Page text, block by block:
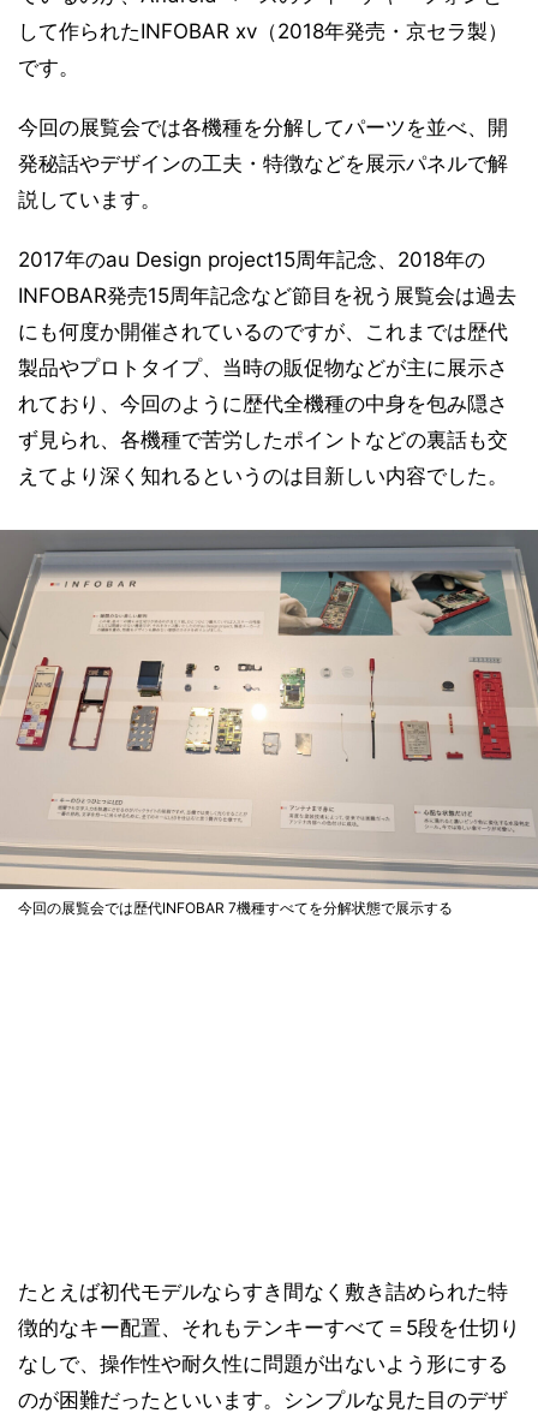
して作られたINFOBAR xv（2018年発売・京セラ製）
です。
今回の展覧会では各機種を分解してパーツを並べ、開
発秘話やデザインの工夫・特徴などを展示パネルで解
説しています。
2017年のau Design project15周年記念、2018年の
INFOBAR発売15周年記念など節目を祝う展覧会は過去
にも何度か開催されているのですが、これまでは歴代
製品やプロトタイプ、当時の販促物などが主に展示さ
れており、今回のように歴代全機種の中身を包み隠さ
ず見られ、各機種で苦労したポイントなどの裏話も交
えてより深く知れるというのは目新しい内容でした。
今回の展覧会では歴代INFOBAR 7機種すべてを分解状態で展示する
たとえば初代モデルならすき間なく敷き詰められた特
徴的なキー配置、それもテンキーすべて＝5段を仕切り
なしで、操作性や耐久性に問題が出ないよう形にする
のが困難だったといいます。シンプルな見た目のデザ